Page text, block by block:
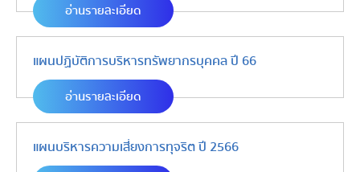
อ่านรายละเอียด
แผนปฏิบัติการบริหารทรัพยากรบุคคล ปี 66
อ่านรายละเอียด
แผนบริหารความเสี่ยงการทุจริต ปี 2566